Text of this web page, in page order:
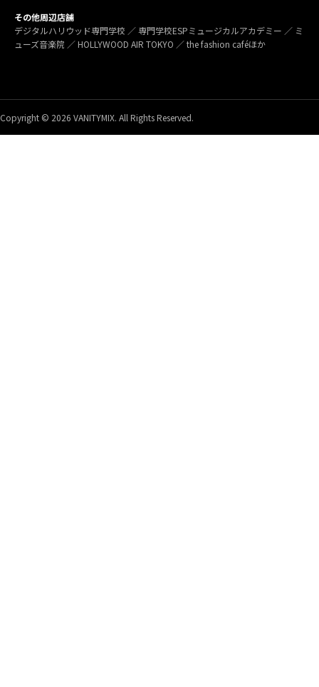
その他周辺店舗
デジタルハリウッド専門学校 ／ 専門学校ESPミュージカルアカデミー ／ ミ
ューズ音楽院 ／ HOLLYWOOD AIR TOKYO ／ the fashion caféほか
Copyright © 2026 VANITYMIX. All Rights Reserved.